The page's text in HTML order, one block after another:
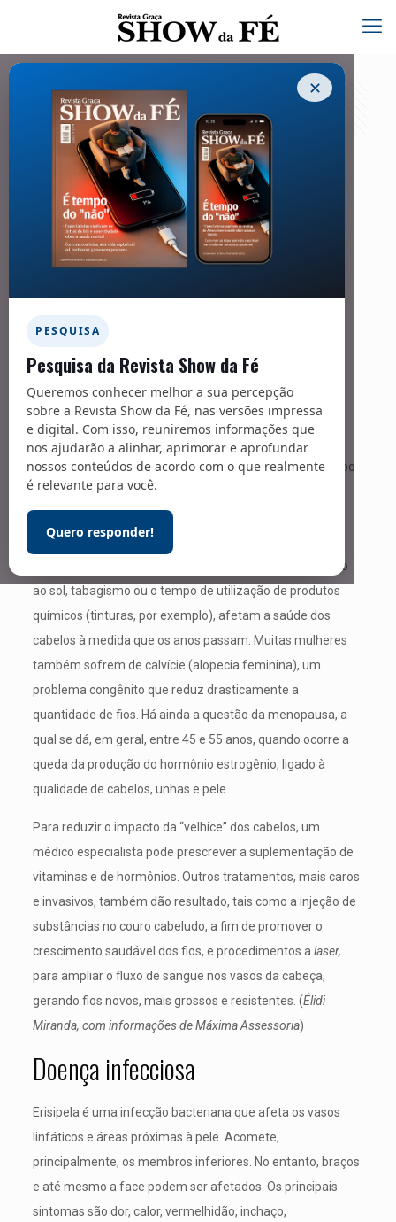
✕
PESQUISA
Pesquisa da Revista Show da Fé
Queremos conhecer melhor a sua percepção
sobre a Revista Show da Fé, nas versões impressa
e digital. Com isso, reuniremos informações que
nos ajudarão a alinhar, aprimorar e aprofundar
nossos conteúdos de acordo com o que realmente
é relevante para você.
Quero responder!
Medicina e Saúde – 271
01/02/2022
Renovação necessária
Foto: Pexels / Mart Production
Os efeitos do envelhecimento sobre os cabelos das
mulheres não afetam só a cor (foto). Na verdade, o tempo
em si gera o desgaste dos fios: com o avançar da idade,
existe uma perda natural de certas substâncias, como a
queratina e lipídeos, deixando os fios mais finos e
quebradiços. Além disso, vários fatores, como exposição
ao sol, tabagismo ou o tempo de utilização de produtos
químicos (tinturas, por exemplo), afetam a saúde dos
cabelos à medida que os anos passam. Muitas mulheres
também sofrem de calvície (alopecia feminina), um
problema congênito que reduz drasticamente a
quantidade de fios. Há ainda a questão da menopausa, a
qual se dá, em geral, entre 45 e 55 anos, quando ocorre a
queda da produção do hormônio estrogênio, ligado à
qualidade de cabelos, unhas e pele.
Para reduzir o impacto da “velhice” dos cabelos, um
médico especialista pode prescrever a suplementação de
vitaminas e de hormônios. Outros tratamentos, mais caros
e invasivos, também dão resultado, tais como a injeção de
substâncias no couro cabeludo, a fim de promover o
crescimento saudável dos fios, e procedimentos a laser,
para ampliar o fluxo de sangue nos vasos da cabeça,
gerando fios novos, mais grossos e resistentes. (Élidi
Miranda, com informações de Máxima Assessoria)
Doença infecciosa
Erisipela é uma infecção bacteriana que afeta os vasos
linfáticos e áreas próximas à pele. Acomete,
principalmente, os membros inferiores. No entanto, braços
e até mesmo a face podem ser afetados. Os principais
sintomas são dor, calor, vermelhidão, inchaço,